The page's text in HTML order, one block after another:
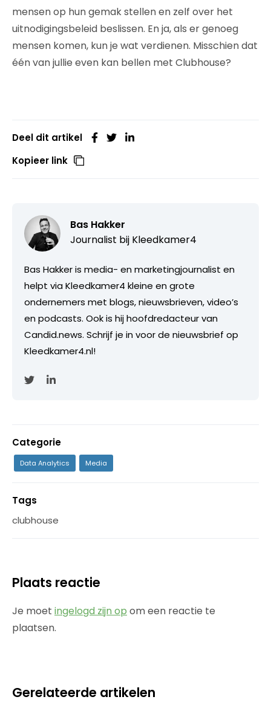
mensen op hun gemak stellen en zelf over het
uitnodigingsbeleid beslissen. En ja, als er genoeg
mensen komen, kun je wat verdienen. Misschien dat
één van jullie even kan bellen met Clubhouse?
Deel dit artikel
Kopieer link
Bas Hakker
Journalist bij Kleedkamer4
Bas Hakker is media- en marketingjournalist en
helpt via Kleedkamer4 kleine en grote
ondernemers met blogs, nieuwsbrieven, video’s
en podcasts. Ook is hij hoofdredacteur van
Candid.news. Schrijf je in voor de nieuwsbrief op
Kleedkamer4.nl!
Categorie
Data Analytics Media
Tags
clubhouse
Plaats reactie
Je moet ingelogd zijn op om een reactie te
plaatsen.
Gerelateerde artikelen